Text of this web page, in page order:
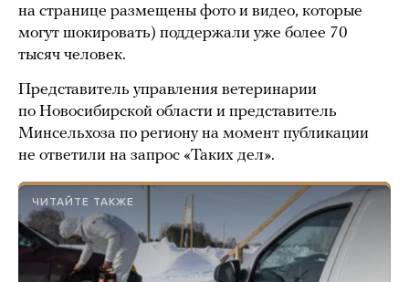
на странице размещены фото и видео, которые
могут шокировать) поддержали уже более 70
тысяч человек.
Представитель управления ветеринарии
по Новосибирской области и представитель
Минсельхоза по региону на момент публикации
не ответили на запрос «Таких дел».
ЧИТАЙТЕ ТАКЖЕ